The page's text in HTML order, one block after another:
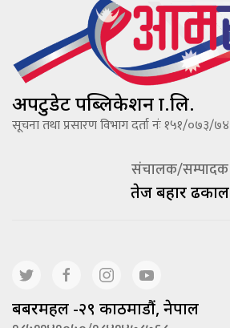
अपटुडेट पब्लिकेशन प्रा.लि.
सूचना तथा प्रसारण विभाग दर्ता नंः १५१/०७३/७४
संचालक/सम्पादक
तेज बहादूर ढकाल
बबरमहल -२९ काठमाडौं, नेपाल